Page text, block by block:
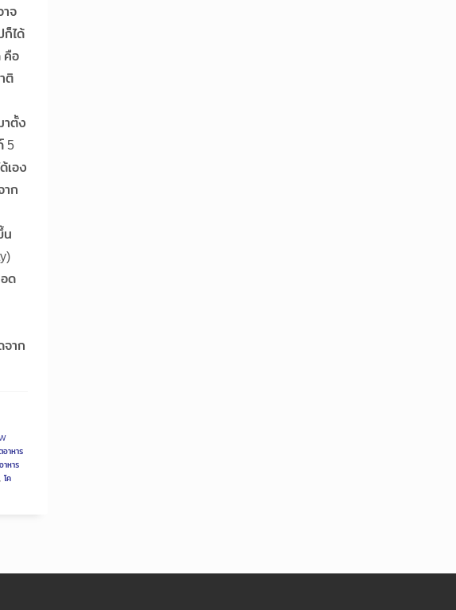
จ
ก็ได้
คือ
ติ
าตั้ง
5
เอง
าก
น
ด
าก
าหาร
อาหาร
, โค